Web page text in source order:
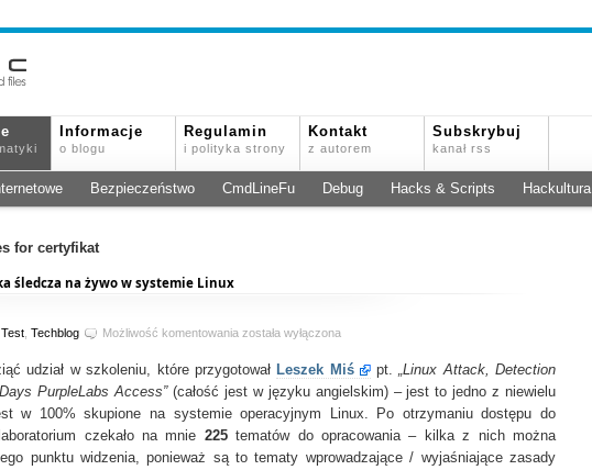
Informacje
o blogu
Regulamin
i polityka strony
Kontakt
z autorem
Subskrybuj
kanał rss
Bezpieczeństwo CmdLineFu Debug Hacks & Scripts Hackultura
for certyfikat
śledcza na żywo w systemie Linux
Techblog Możliwość komentowania Atak,
i
informatyka
na
żywo
w
została wyłączona
udział w szkoleniu, które przygotował Leszek Miś pt.„Linux Attack, Detection
PurpleLabs Access”(całość jest w języku angielskim) – jest to jedno z niewielu
w 100% skupione na systemie operacyjnym Linux. Po otrzymaniu dostępu do
czekało na mnie 225tematów do opracowania – kilka z nich można
punktu widzenia, ponieważ są to tematy wprowadzające / wyjaśniające zasady